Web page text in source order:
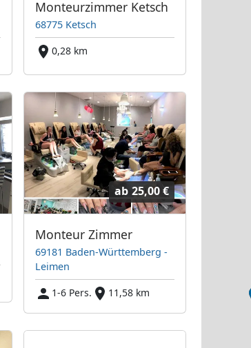
Monteurzimmer Ketsch
68775 Ketsch
0,28 km
ab 25,00 €
Monteur Zimmer
69181 Baden-Württemberg -
Leimen
1-6 Pers.
11,58 km